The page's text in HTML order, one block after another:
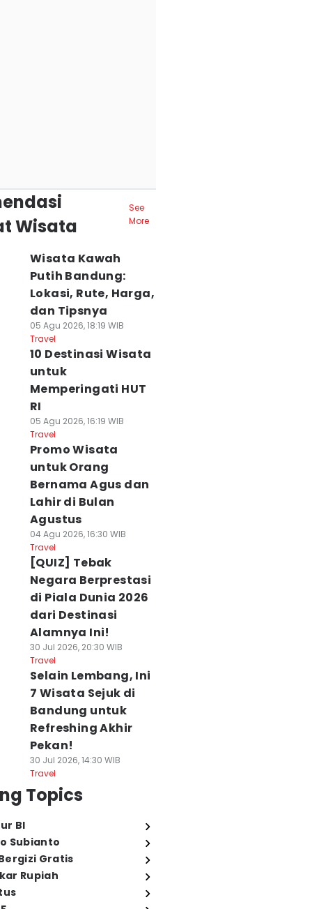
Wisata
See
More
Wisata Kawah
Putih Bandung:
Lokasi, Rute, Harga,
dan Tipsnya
05 Agu 2026, 18:19 WIB
Travel
10 Destinasi Wisata
untuk
Memperingati HUT
RI
05 Agu 2026, 16:19 WIB
Travel
Promo Wisata
untuk Orang
Bernama Agus dan
Lahir di Bulan
Agustus
04 Agu 2026, 16:30 WIB
Travel
[QUIZ] Tebak
Negara Berprestasi
di Piala Dunia 2026
dari Destinasi
Alamnya Ini!
30 Jul 2026, 20:30 WIB
Travel
Selain Lembang, Ini
7 Wisata Sejuk di
Bandung untuk
Refreshing Akhir
Pekan!
30 Jul 2026, 14:30 WIB
Travel
Topics
BI
Subianto
Gratis
Rupiah